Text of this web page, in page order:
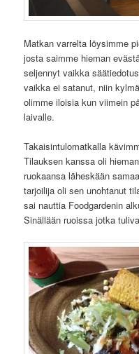
Matkan varrelta löysimme
josta saimme hieman
seljennyt vaikka
vaikka ei satanut, niin
olimme iloisia kun viimein
laivalle.
Takaisintulomatkalla
Tilauksen kanssa oli
ruokaansa läheskään
tarjoilija oli sen unohtanut
sai nauttia Foodgardenin
Sinällään ruoissa jotka